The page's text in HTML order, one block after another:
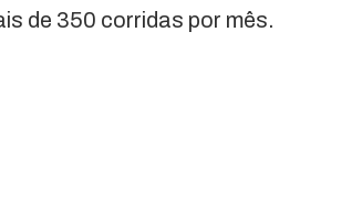
de 350 corridas por mês.